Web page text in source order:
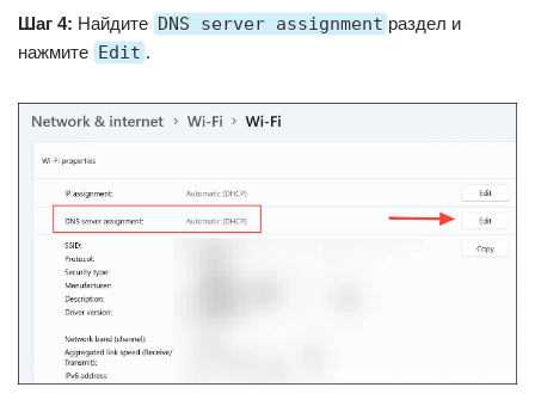
Шаг 4: Найдите DNS server assignment раздел и
нажмите
Edit .